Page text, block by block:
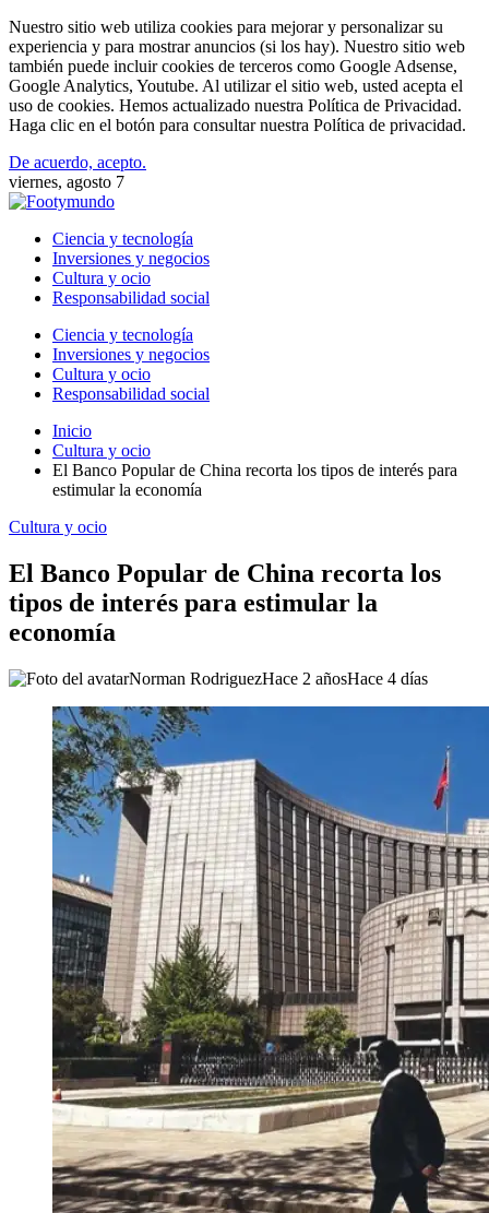
Nuestro sitio web utiliza cookies para mejorar y personalizar su
experiencia y para mostrar anuncios (si los hay). Nuestro sitio web
también puede incluir cookies de terceros como Google Adsense,
Google Analytics, Youtube. Al utilizar el sitio web, usted acepta el
uso de cookies. Hemos actualizado nuestra Política de Privacidad.
Haga clic en el botón para consultar nuestra Política de privacidad.
De acuerdo, acepto.
viernes, agosto 7
Ciencia y tecnología
Inversiones y negocios
Cultura y ocio
Responsabilidad social
Ciencia y tecnología
Inversiones y negocios
Cultura y ocio
Responsabilidad social
Inicio
Cultura y ocio
El Banco Popular de China recorta los tipos de interés para
estimular la economía
Cultura y ocio
El Banco Popular de China recorta los
tipos de interés para estimular la
economía
Norman RodriguezHace 2 añosHace 4 días